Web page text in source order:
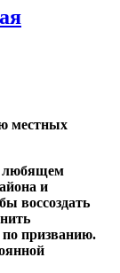
местных
любящем
и
воссоздать
по призванию.